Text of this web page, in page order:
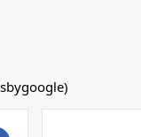
(adsbygoogle = window.adsbygoogle || []).push({});